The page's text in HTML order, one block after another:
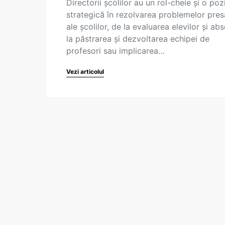
Directorii școlilor au un rol-cheie și o
strategică în rezolvarea problemelor
ale școlilor, de la evaluarea elevilor și
la păstrarea și dezvoltarea echipei de
profesori sau implicarea…
Vezi articolul